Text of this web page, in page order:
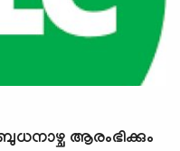
ആരംഭിക്കും